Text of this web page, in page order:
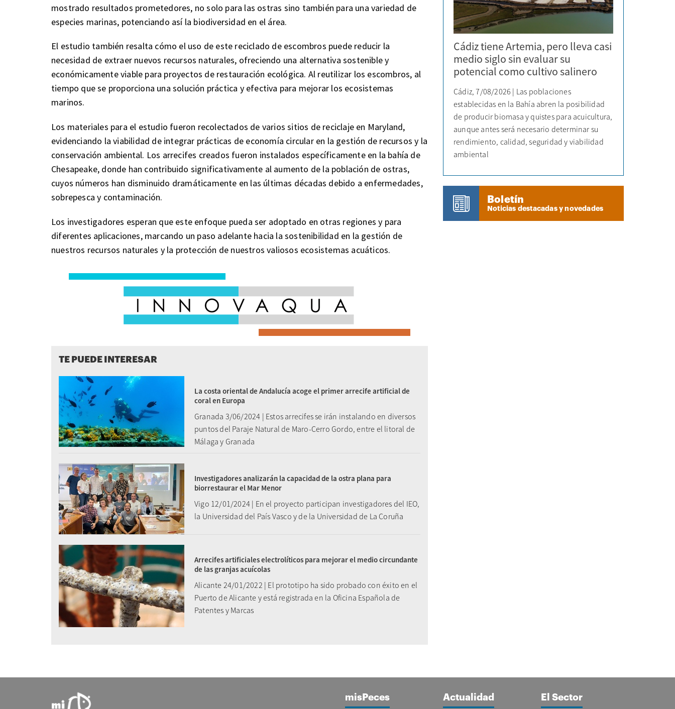
mostrado resultados prometedores, no solo para las ostras sino también para una variedad de
especies marinas, potenciando así la biodiversidad en el área.
El estudio también resalta cómo el uso de este reciclado de escombros puede reducir la
necesidad de extraer nuevos recursos naturales, ofreciendo una alternativa sostenible y
económicamente viable para proyectos de restauración ecológica. Al reutilizar los escombros, al
tiempo que se proporciona una solución práctica y efectiva para mejorar los ecosistemas
marinos.
Los materiales para el estudio fueron recolectados de varios sitios de reciclaje en Maryland,
evidenciando la viabilidad de integrar prácticas de economía circular en la gestión de recursos y la
conservación ambiental. Los arrecifes creados fueron instalados específicamente en la bahía de
Chesapeake, donde han contribuido significativamente al aumento de la población de ostras,
cuyos números han disminuido dramáticamente en las últimas décadas debido a enfermedades,
sobrepesca y contaminación.
Los investigadores esperan que este enfoque pueda ser adoptado en otras regiones y para
diferentes aplicaciones, marcando un paso adelante hacia la sostenibilidad en la gestión de
nuestros recursos naturales y la protección de nuestros valiosos ecosistemas acuáticos.
TE PUEDE INTERESAR
La costa oriental de Andalucía acoge el primer arrecife artificial de
coral en Europa
Granada 3/06/2024 | Estos arrecifes se irán instalando en diversos
puntos del Paraje Natural de Maro-Cerro Gordo, entre el litoral de
Málaga y Granada
Investigadores analizarán la capacidad de la ostra plana para
biorrestaurar el Mar Menor
Vigo 12/01/2024 | En el proyecto participan investigadores del IEO,
la Universidad del País Vasco y de la Universidad de La Coruña
Arrecifes artificiales electrolíticos para mejorar el medio circundante
de las granjas acuícolas
Alicante 24/01/2022 | El prototipo ha sido probado con éxito en el
Puerto de Alicante y está registrada en la Oficina Española de
Patentes y Marcas
Cádiz tiene Artemia, pero lleva casi
medio siglo sin evaluar su
potencial como cultivo salinero
Cádiz, 7/08/2026 | Las poblaciones
establecidas en la Bahía abren la posibilidad
de producir biomasa y quistes para acuicultura,
aunque antes será necesario determinar su
rendimiento, calidad, seguridad y viabilidad
ambiental
Boletín
Noticias destacadas y novedades
misPeces Actualidad El Sector